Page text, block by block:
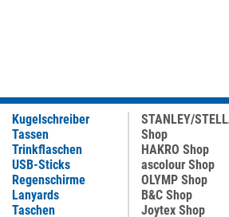
Kugelschreiber
Tassen
Trinkflaschen
USB-Sticks
Regenschirme
Lanyards
Taschen
STANLEY/
Shop
HAKRO Shop
ascolour Shop
OLYMP Shop
B&C Shop
Joytex Shop